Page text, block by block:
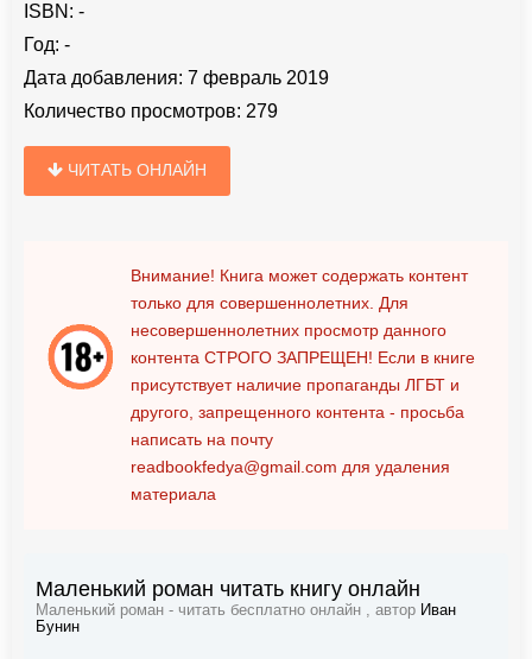
ISBN: -
Год: -
Дата добавления: 7 февраль 2019
Количество просмотров: 279
ЧИТАТЬ ОНЛАЙН
Внимание! Книга может содержать контент
только для совершеннолетних. Для
несовершеннолетних просмотр данного
контента СТРОГО ЗАПРЕЩЕН! Если в книге
присутствует наличие пропаганды ЛГБТ и
другого, запрещенного контента - просьба
написать на почту
readbookfedya@gmail.com для удаления
материала
Маленький роман читать книгу онлайн
Маленький роман - читать бесплатно онлайн , автор Иван
Бунин